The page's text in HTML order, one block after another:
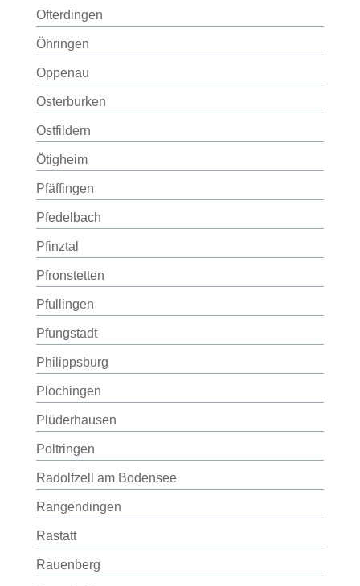
Ofterdingen
Öhringen
Oppenau
Osterburken
Ostfildern
Ötigheim
Pfäffingen
Pfedelbach
Pfinztal
Pfronstetten
Pfullingen
Pfungstadt
Philippsburg
Plochingen
Plüderhausen
Poltringen
Radolfzell am Bodensee
Rangendingen
Rastatt
Rauenberg